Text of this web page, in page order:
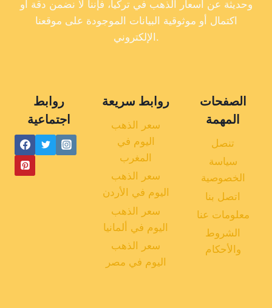
وحديثة عن أسعار الذهب في تركيا، فإننا لا نضمن دقة أو
اكتمال أو موثوقية البيانات الموجودة على موقعنا
الإلكتروني.
روابط
اجتماعية
روابط سريعة
سعر الذهب
اليوم في
المغرب
سعر الذهب
اليوم في الأردن
سعر الذهب
اليوم في ألمانيا
سعر الذهب
اليوم في مصر
الصفحات
المهمة
تنصل
سياسة
الخصوصية
اتصل بنا
معلومات عنا
الشروط
والأحكام